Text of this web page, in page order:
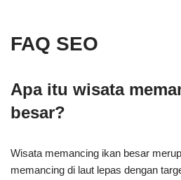
FAQ SEO
Apa itu wisata
besar?
Wisata memancing ikan besar
memancing di laut lepas dengan